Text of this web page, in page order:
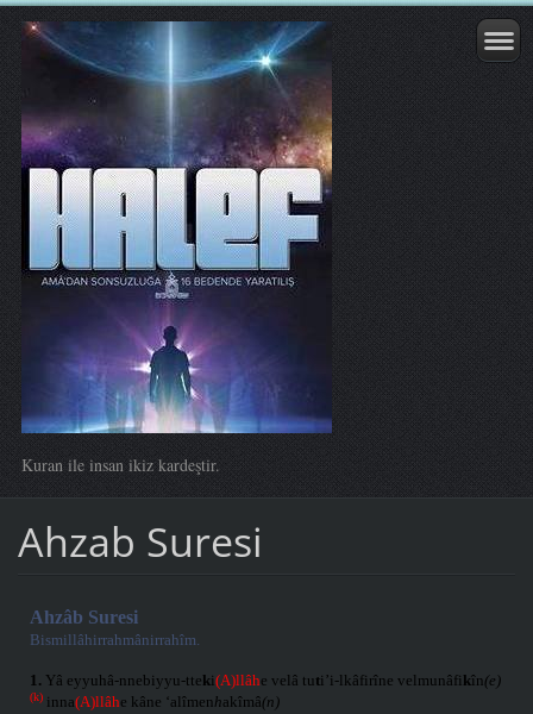
Kuran ile insan ikiz kardeştir.
Ahzab Suresi
Ahzâb Suresi
Bismillâhirrahmânirrahîm.
1. Yâ eyyuhâ-nnebiyyu-tteki(A)llâhe velâ tu ti’i-lkâfirîne velmunâfi kîn(e)
(k)inna(A)llâhe kâne ‘alîmenhakîmâ(n)